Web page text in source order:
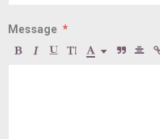
Message